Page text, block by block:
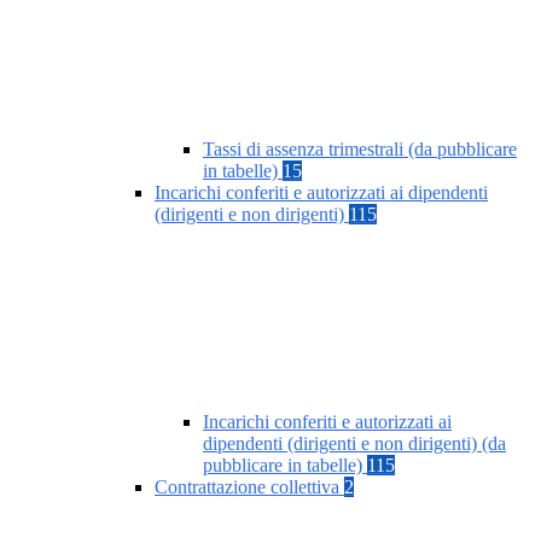
Tassi di assenza trimestrali (da pubblicare
in tabelle) 15
Incarichi conferiti e autorizzati ai dipendenti
(dirigenti e non dirigenti) 115
Incarichi conferiti e autorizzati ai
dipendenti (dirigenti e non dirigenti) (da
pubblicare in tabelle) 115
Contrattazione collettiva 2